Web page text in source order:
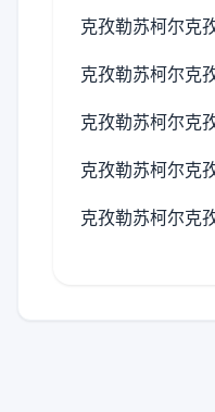
克孜勒苏柯尔克
克孜勒苏柯尔克
克孜勒苏柯尔克
克孜勒苏柯尔克
克孜勒苏柯尔克